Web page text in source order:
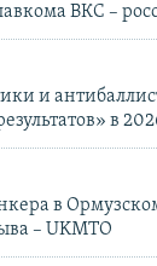
ВКС –
и
в
в
– UKMTO